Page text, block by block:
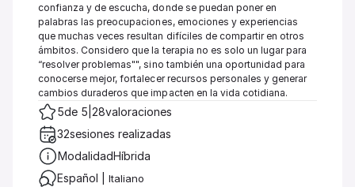
confianza y de escucha, donde se puedan poner en
palabras las preocupaciones, emociones y experiencias
que muchas veces resultan difíciles de compartir en otros
ámbitos. Considero que la terapia no es solo un lugar para
“resolver problemas"", sino también una oportunidad para
conocerse mejor, fortalecer recursos personales y generar
cambios duraderos que impacten en la vida cotidiana.
5de 5 28valoraciones
32sesiones realizadas
ModalidadHíbrida
Español
Italiano